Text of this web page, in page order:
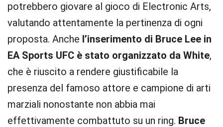
potrebbero giovare al gioco di Electronic Arts,
valutando attentamente la pertinenza di ogni
proposta. Anche l’inserimento di Bruce Lee in
EA Sports UFC è stato organizzato da White,
che è riuscito a rendere giustificabile la
presenza del famoso attore e campione di arti
marziali nonostante non abbia mai
effettivamente combattuto su un ring. Bruce